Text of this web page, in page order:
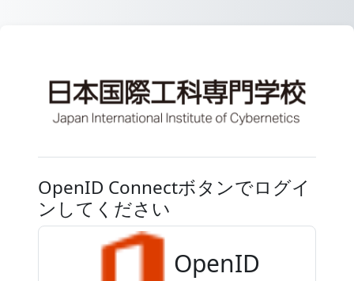
NKK授業支援
OpenID Connectボタンでログイ
ンしてください
OpenID